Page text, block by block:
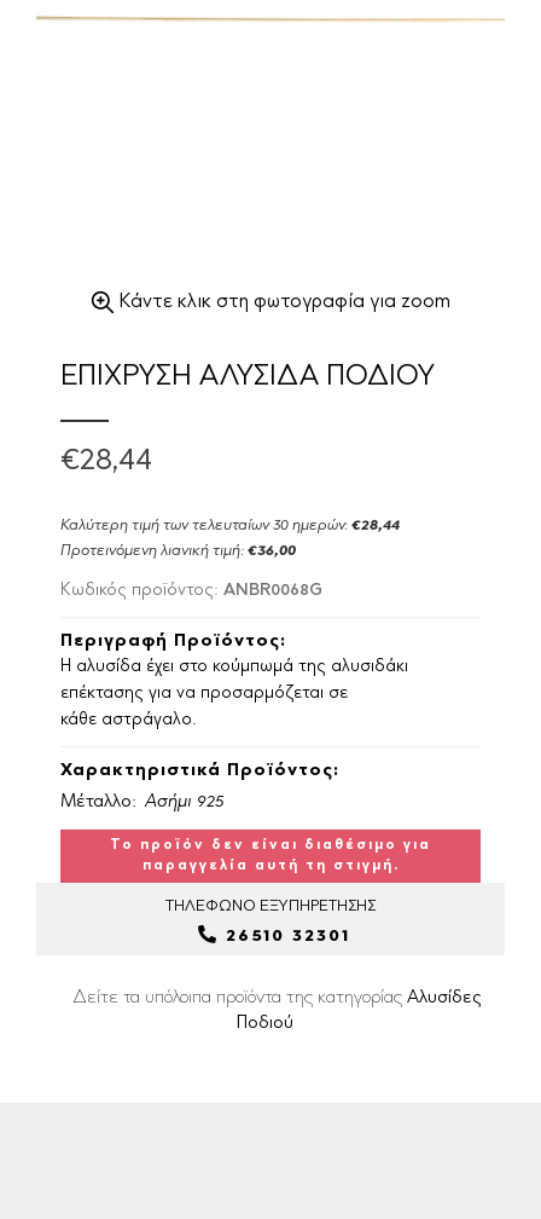
Κάντε κλικ στη φωτογραφία για zoom
ΕΠΙΧΡΥΣΗ ΑΛΥΣΙΔΑ ΠΟΔΙΟΥ
€28,44
Καλύτερη τιμή των τελευταίων 30 ημερών: €28,44
Προτεινόμενη λιανική τιμή: €36,00
Κωδικός προϊόντος: ANBR0068G
Περιγραφή Προϊόντος:
Η αλυσίδα έχει στο κούμπωμά της αλυσιδάκι
επέκτασης για να προσαρμόζεται σε
κάθε αστράγαλο.
Χαρακτηριστικά Προϊόντος:
Μέταλλο: Ασήμι 925
Το προϊόν δεν είναι διαθέσιμο για
παραγγελία αυτή τη στιγμή.
ΤΗΛΕΦΩΝΟ ΕΞΥΠΗΡΕΤΗΣΗΣ
26510 32301
Δείτε τα υπόλοιπα προϊόντα της κατηγορίας Αλυσίδες
Ποδιού